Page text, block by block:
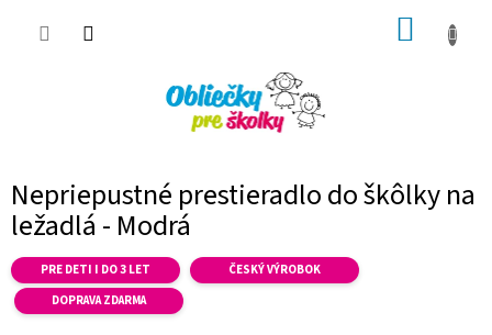
Nepriepustné prestieradlo do škôlky na
ležadlá - Modrá
PRE DETI I DO 3 LET
ČESKÝ VÝROBOK
DOPRAVA ZDARMA